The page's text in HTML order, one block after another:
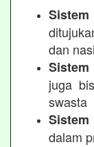
dan
Sistem
juga
swasta
dalam